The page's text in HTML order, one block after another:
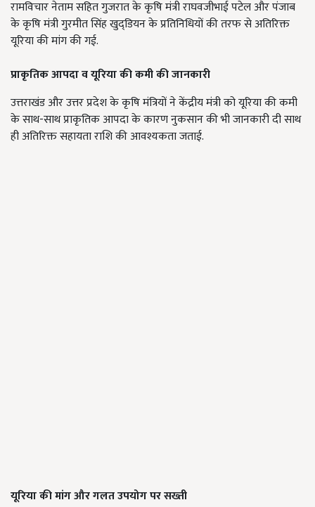
रामविचार नेताम सहित गुजरात के कृषि मंत्री राघवजीभाई पटेल और पंजाब
के कृषि मंत्री गुरमीत सिंह खुद्डियन के प्रतिनिधियों की तरफ से अतिरिक्त
यूरिया की मांग की गई.
प्राकृतिक आपदा व यूरिया की कमी की जानकारी
उत्तराखंड और उत्तर प्रदेश के कृषि मंत्रियों ने केंद्रीय मंत्री को यूरिया की कमी
के साथ-साथ प्राकृतिक आपदा के कारण नुकसान की भी जानकारी दी साथ
ही अतिरिक्त सहायता राशि की आवश्यकता जताई.
यूरिया की मांग और गलत उपयोग पर सख्ती